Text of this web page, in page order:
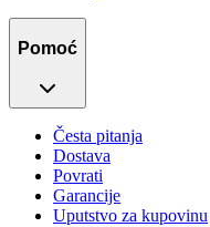
Pomoć
Česta pitanja
Dostava
Povrati
Garancije
Uputstvo za kupovinu